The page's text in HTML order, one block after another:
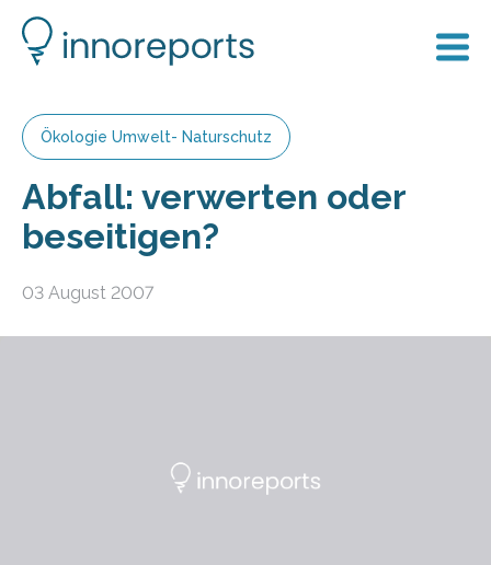
Ökologie Umwelt- Naturschutz
Abfall: verwerten oder
beseitigen?
03 August 2007